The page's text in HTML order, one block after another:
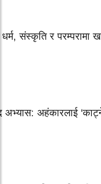
धर्म, संस्कृति र परम्परामा
अभ्यास: अहंकारलाई